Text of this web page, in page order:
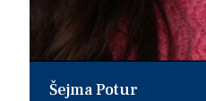
Šejma Potur